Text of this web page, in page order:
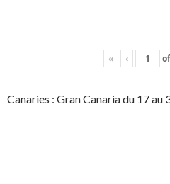
« ‹ of
Canaries : Gran Canaria du 17 au